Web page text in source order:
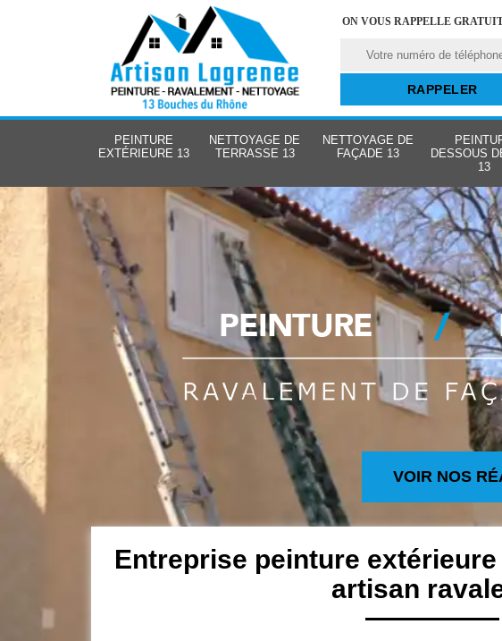
ON VOUS RAPPELLE
PEINTURE
EXTÉRIEURE 13
NETTOYAGE DE
TERRASSE 13
NETTOYAGE DE
FAÇADE 13
DESSOUS
13
VOIR NOS
Entreprise peinture extérieure
artisan